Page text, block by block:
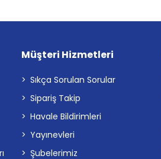
Müşteri Hizmetleri
Sıkça Sorulan Sorular
Sipariş Takip
Havale Bildirimleri
Yayınevleri
Şubelerimiz